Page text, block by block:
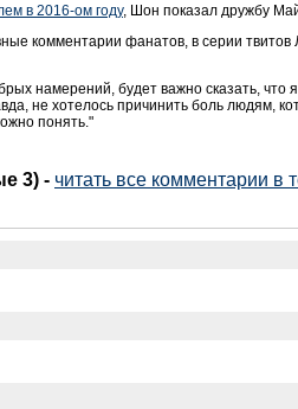
в 2016-ом году, Шон показал дружбу
комментарии фанатов, в серии
намерений, будет важно сказать, что
не хотелось причинить боль людям,
понять."
3) - читать все комментарии